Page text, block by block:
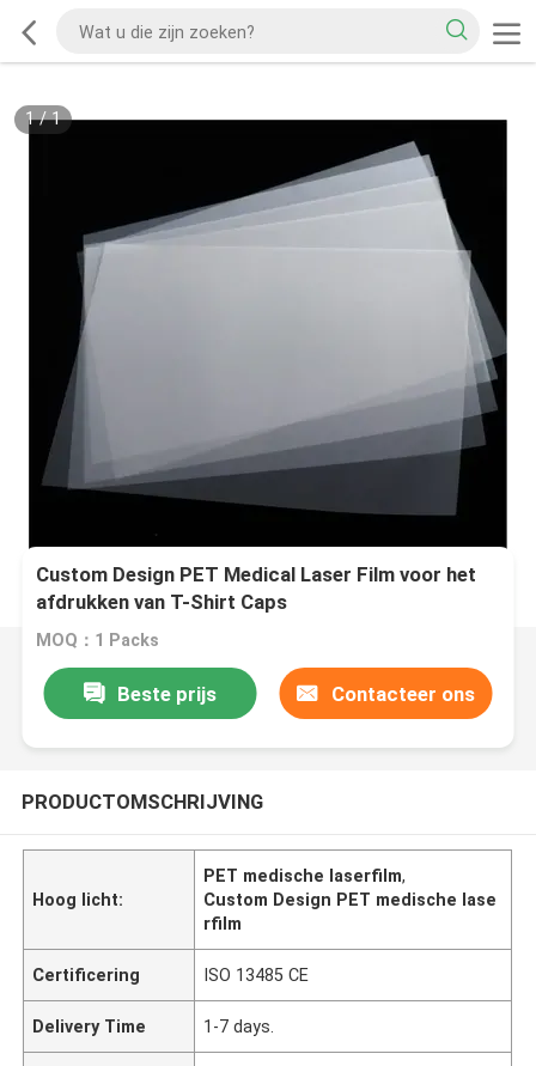
1/1
Custom Design PET Medical Laser Film voor het
afdrukken van T-Shirt Caps
MOQ：1 Packs
Beste prijs Contacteer ons
PRODUCTOMSCHRIJVING
Hoog licht:
PET medische laserfilm,
Custom Design PET medische lase
rfilm
Certificering ISO 13485 CE
Delivery Time 1-7 days.